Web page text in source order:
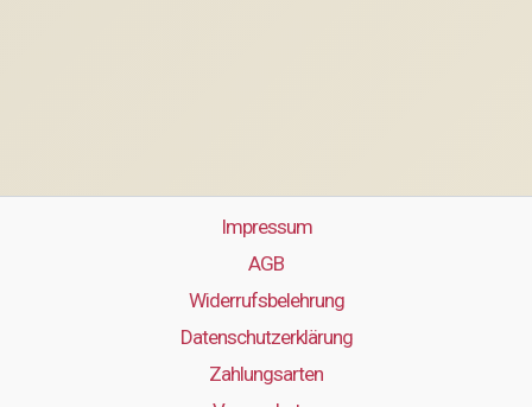
Impressum
AGB
Widerrufsbelehrung
Datenschutzerklärung
Zahlungsarten